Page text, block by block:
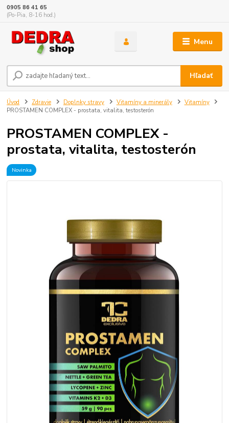
Menu
Hľadať
0905 86 41 65
(Po-Pia, 8-16 hod.)
Úvod Zdravie Doplnky stravy Vitamíny a minerály
Vitamíny
PROSTAMEN COMPLEX - prostata, vitalita, testosterón
PROSTAMEN COMPLEX -
prostata, vitalita, testosterón
Novinka